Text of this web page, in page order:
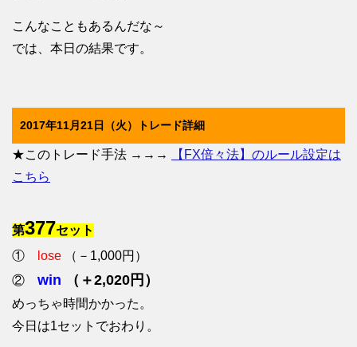
こんなこともあるんだな～
では、本日の結果です。
2017年11月21日（火）トレード詳細
★このトレード手法 →→→
【FX倍々法】のルール設定は
こちら
第377セット
①
lose （－1,000円）
② win （＋2,020円）
めっちゃ時間かかった。
今日は1セットでおわり。